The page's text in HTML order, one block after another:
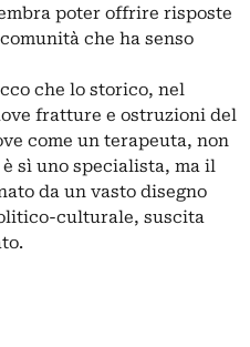
poter offrire risposte
che ha senso
che lo storico, nel
fratture e ostruzioni del
come un terapeuta, non
sì uno specialista, ma il
da un vasto disegno
culturale, suscita